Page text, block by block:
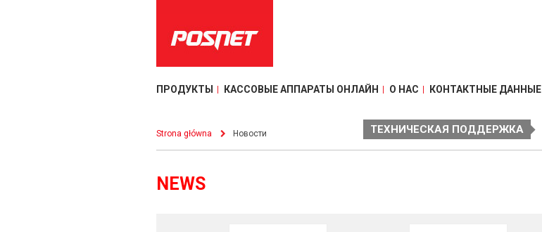
ПРОДУКТЫ КАССОВЫЕ АППАРАТЫ ОНЛАЙН О НАС КОНТАКТНЫЕ ДАННЫЕ
Strona główna Новости ТЕХНИЧЕСКАЯ ПОДДЕРЖКА
NEWS